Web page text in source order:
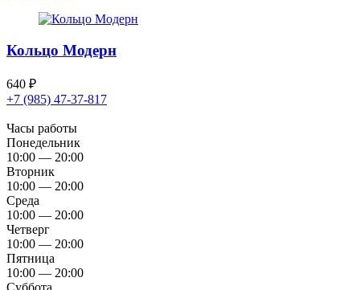
Кольцо Модерн
640 ₽
+7 (985) 47-37-817
Часы работы
Понедельник
10:00 — 20:00
Вторник
10:00 — 20:00
Среда
10:00 — 20:00
Четверг
10:00 — 20:00
Пятница
10:00 — 20:00
Суббота